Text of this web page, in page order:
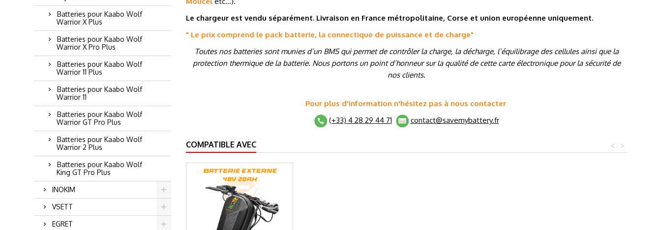
Batteries pour Kaabo Wolf
Warrior X Plus
Batteries pour Kaabo Wolf
Warrior X Pro Plus
Batteries pour Kaabo Wolf
Warrior 11 Plus
Batteries pour Kaabo Wolf
Warrior 11
Batteries pour Kaabo Wolf
Warrior GT Pro Plus
Batteries pour Kaabo Wolf
Warrior 2 Plus
Batteries pour Kaabo Wolf
King GT Pro Plus
INOKIM
VSETT
EGRET
Le chargeur est vendu séparément. Livraison en France métropolitaine, Corse et union européenne uniquement.
" Le prix comprend le pack batterie, la connectique de puissance et de charge"
Toutes nos batteries sont munies d’un BMS qui permet de contrôler la charge, la décharge, l’équilibrage des cellules ainsi que la
protection thermique de la batterie. Nous portons un point d’honneur sur la qualité de cette carte électronique pour la sécurité de
nos clients.
Pour plus d'information n'hésitez pas à nous contacter
(+33) 4 28 29 44 71
contact@savemybattery.fr
COMPATIBLE AVEC >
<